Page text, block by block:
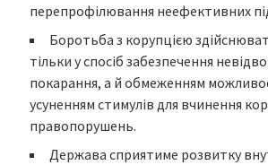
перепрофілювання неефективних
Боротьба з корупцією
тільки у спосіб забезпечення
покарання, а й обмеженням
усуненням стимулів для вчинення
правопорушень.
Держава сприятиме розвитку